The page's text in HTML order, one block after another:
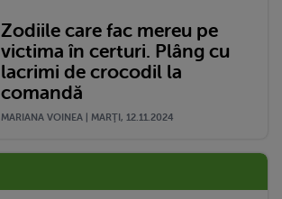
Zodiile care fac mereu pe
victima în certuri. Plâng cu
lacrimi de crocodil la
comandă
MARIANA VOINEA | MARŢI, 12.11.2024